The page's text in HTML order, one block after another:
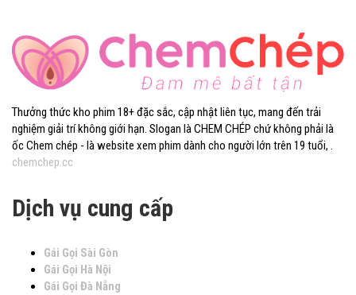
Thưởng thức kho phim 18+ đặc sắc, cập nhật liên tục, mang đến trải
nghiệm giải trí không giới hạn. Slogan là CHEM CHÉP chứ không phải là
ốc Chem chép - là website xem phim dành cho người lớn trên 19 tuổi, .
chemchep.cc
Dịch vụ cung cấp
Gái Gọi Sài Gòn
Gái Gọi Hà Nội
Gái Gọi Đà Nẵng